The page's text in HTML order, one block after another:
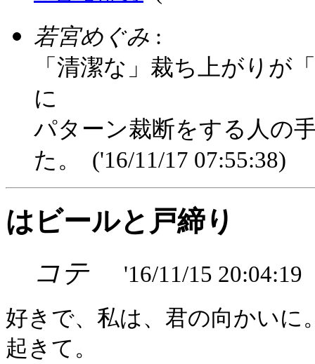
若宮めぐみ :
「清潔な」裁ち上がりが
に
パターン裁断をする人の
た。 ('16/11/17 07:55:38)
はビールと戸締り
コテ
'16/11/15 20:04:19
好きで、私は、君の向かいに
起きて。